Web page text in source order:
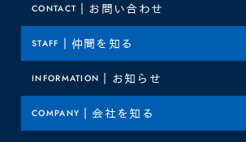
CONTACT お問い合わせ
STAFF 仲間を知る
INFORMATION お知らせ
COMPANY 会社を知る